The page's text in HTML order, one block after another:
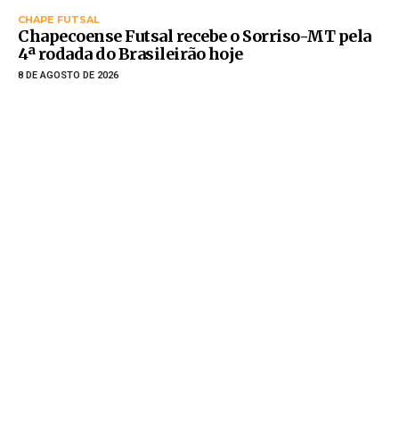
CHAPE FUTSAL
Chapecoense Futsal recebe o Sorriso-MT pela
4ª rodada do Brasileirão hoje
8 DE AGOSTO DE 2026